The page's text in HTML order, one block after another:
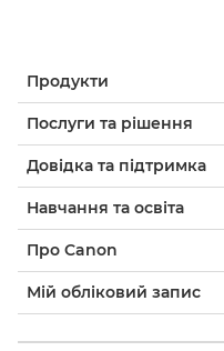
Продукти
Послуги та рішення
Довідка та підтримка
Навчання та освіта
Про Canon
Мій обліковий запис